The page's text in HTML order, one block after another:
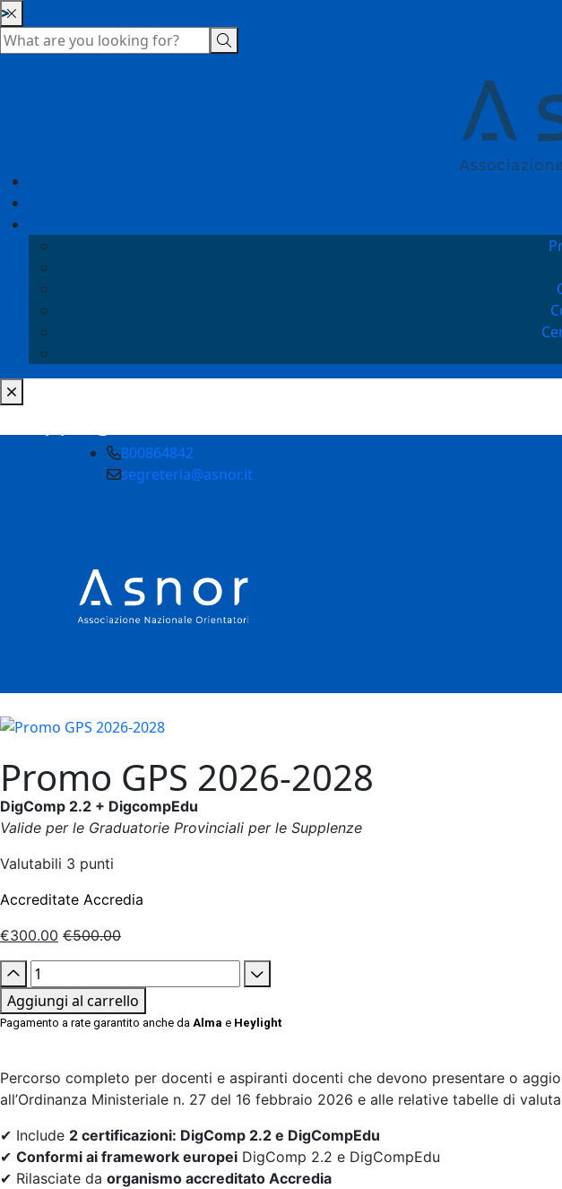
800864842
segreteria@asnor.it
Promo GPS 2026-2028
DigComp 2.2 + DigcompEdu
Valide per le Graduatorie Provinciali per le Supplenze
Valutabili 3 punti
Accreditate Accredia
€300.00 €500.00
Aggiungi al carrello
Pagamento a rate garantito anche da Alma e Heylight
Percorso completo per docenti e aspiranti docenti che devono presentare o
all’Ordinanza Ministeriale n. 27 del 16 febbraio 2026 e alle relative tabelle di
✔ Include 2 certificazioni: DigComp 2.2 e DigCompEdu
✔ Conformi ai framework europei DigComp 2.2 e DigCompEdu
✔ Rilasciate da organismo accreditato Accredia